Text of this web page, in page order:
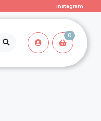
Instagram
0